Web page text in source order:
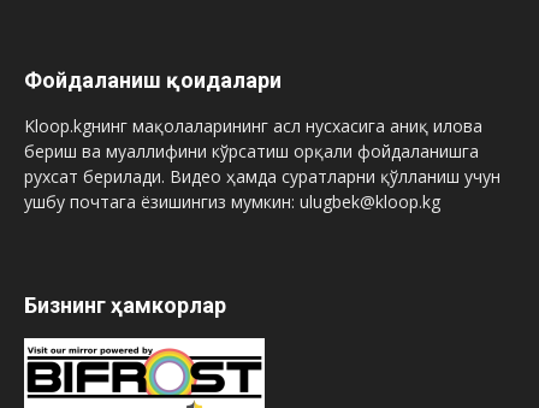
Фойдаланиш қоидалари
Kloop.kgнинг мақолаларининг асл нусхасига аниқ илова
бериш ва муаллифини кўрсатиш орқали фойдаланишга
рухсат берилади. Видео ҳамда суратларни қўлланиш учун
ушбу почтага ёзишингиз мумкин: ulugbek@kloop.kg
Бизнинг ҳамкорлар